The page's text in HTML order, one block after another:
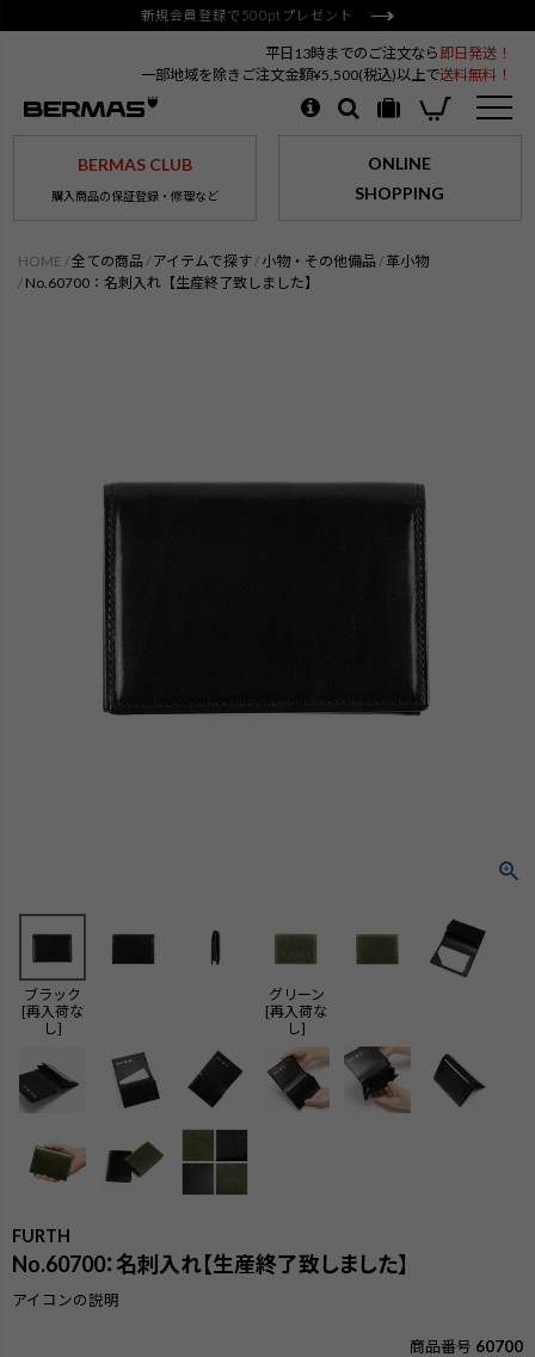
新規会員登録で500ptプレゼント
平日13時までのご注文なら 即日発送！
一部地域を除きご注文金額¥5,500(税込)以上で送料無料！
BERMAS CLUB
購入商品の保証登録・修理など
ONLINE
SHOPPING
HOME 全ての商品 アイテムで探す 小物・その他備品
革小物
No.60700：名刺入れ【生産終了致しました】
ブラック
[再入荷な
し]
グリーン
[再入荷な
し]
FURTH
No.60700：名刺入れ【生産終了致しました】
アイコンの説明
商品番号 60700